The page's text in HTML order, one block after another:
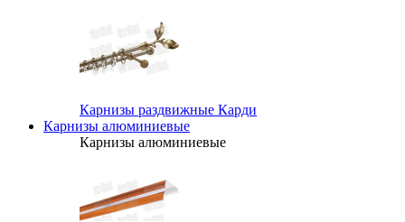
Карнизы раздвижные Карди
Карнизы алюминиевые
Карнизы алюминиевые